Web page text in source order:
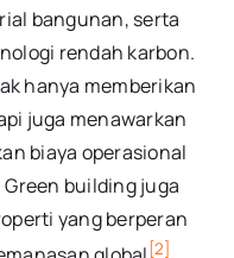
bangunan, serta
rendah karbon.
hanya memberikan
juga menawarkan
biaya operasional
building juga
yang berperan
[2]